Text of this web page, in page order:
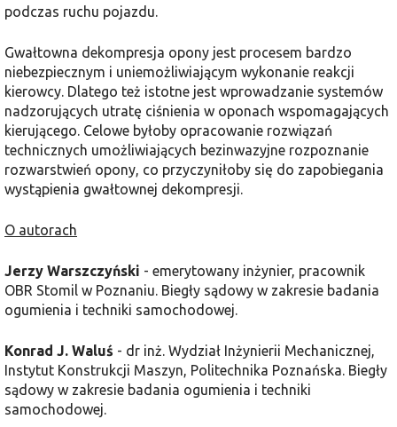
podczas ruchu pojazdu.
Gwałtowna dekompresja opony jest procesem bardzo
niebezpiecznym i uniemożliwiającym wykonanie reakcji
kierowcy. Dlatego też istotne jest wprowadzanie systemów
nadzorujących utratę ciśnienia w oponach wspomagających
kierującego. Celowe byłoby opracowanie rozwiązań
technicznych umożliwiających bezinwazyjne rozpoznanie
rozwarstwień opony, co przyczyniłoby się do zapobiegania
wystąpienia gwałtownej dekompresji.
O autorach
Jerzy Warszczyński - emerytowany inżynier, pracownik
OBR Stomil w Poznaniu. Biegły sądowy w zakresie badania
ogumienia i techniki samochodowej.
Konrad J. Waluś - dr inż. Wydział Inżynierii Mechanicznej,
Instytut Konstrukcji Maszyn, Politechnika Poznańska. Biegły
sądowy w zakresie badania ogumienia i techniki
samochodowej.